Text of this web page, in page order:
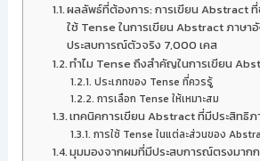
ผลลัพธ์ที่ต้องการ: การเขียน Abstract ที่
ใช้ Tense ในการเขียน Abstract ภาษา
ประสบการณ์ตัวจริง 7,000 เคส
ทำไม Tense ถึงสำคัญในการเขียน
ประเภทของ Tense ที่ควรรู้
การเลือก Tense ให้เหมาะสม
เทคนิคการเขียน Abstract ที่มีประสิทธิ
การใช้ Tense ในแต่ละส่วนของ
มุมมองจากผมที่มีประสบการณ์ตรงมาก